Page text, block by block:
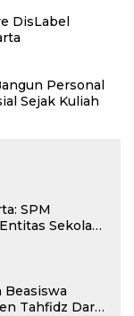
DisLabel
Personal
Sejak Kuliah
SPM
Sekolah
Beasiswa
Tahfidz Darul